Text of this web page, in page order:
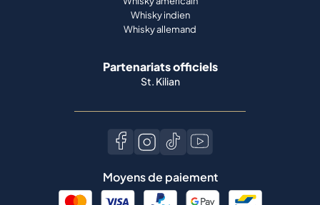
Whisky indien
Whisky allemand
Partenariats officiels
St. Kilian
Moyens de paiement